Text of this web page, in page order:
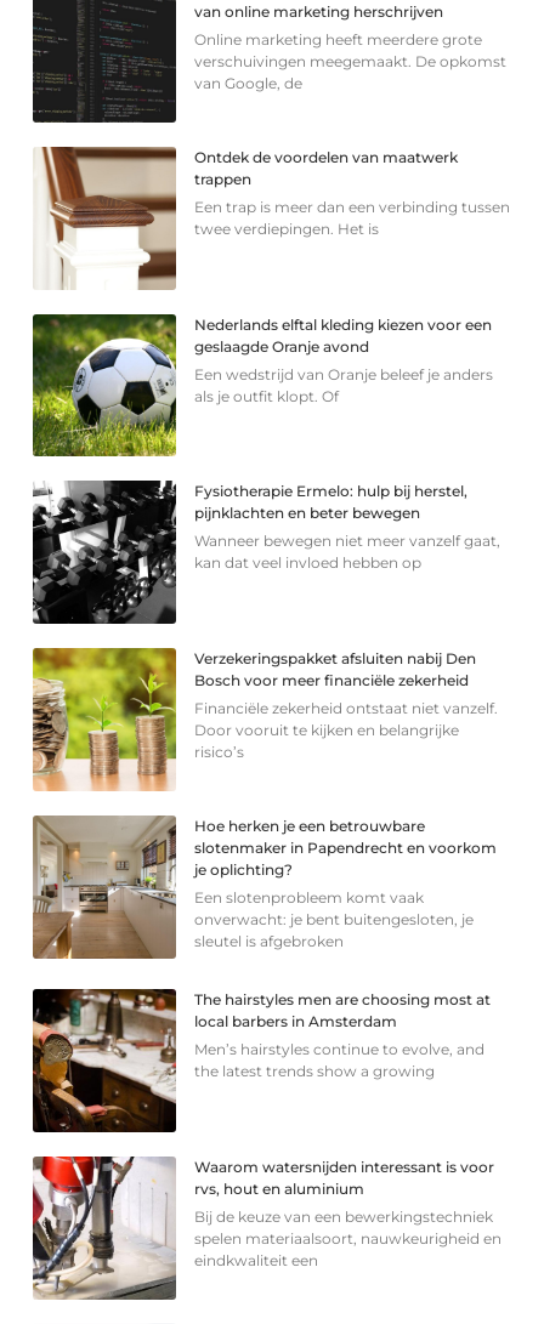
van online marketing herschrijven
Online marketing heeft meerdere grote
verschuivingen meegemaakt. De opkomst
van Google, de
Ontdek de voordelen van maatwerk
trappen
Een trap is meer dan een verbinding tussen
twee verdiepingen. Het is
Nederlands elftal kleding kiezen voor een
geslaagde Oranje avond
Een wedstrijd van Oranje beleef je anders
als je outfit klopt. Of
Fysiotherapie Ermelo: hulp bij herstel,
pijnklachten en beter bewegen
Wanneer bewegen niet meer vanzelf gaat,
kan dat veel invloed hebben op
Verzekeringspakket afsluiten nabij Den
Bosch voor meer financiële zekerheid
Financiële zekerheid ontstaat niet vanzelf.
Door vooruit te kijken en belangrijke
risico’s
Hoe herken je een betrouwbare
slotenmaker in Papendrecht en voorkom
je oplichting?
Een slotenprobleem komt vaak
onverwacht: je bent buitengesloten, je
sleutel is afgebroken
The hairstyles men are choosing most at
local barbers in Amsterdam
Men’s hairstyles continue to evolve, and
the latest trends show a growing
Waarom watersnijden interessant is voor
rvs, hout en aluminium
Bij de keuze van een bewerkingstechniek
spelen materiaalsoort, nauwkeurigheid en
eindkwaliteit een